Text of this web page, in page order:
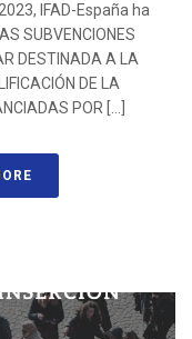
IFAD-España ha
SUBVENCIONES
DESTINADA A LA
DE LA
POR [...]